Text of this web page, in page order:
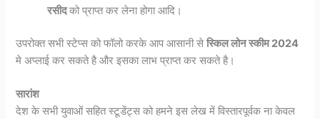
रसीदको प्राप्त कर लेना होगा आदि।
उपरोक्त सभी स्टेप्स को फॉलो करके आप आसानी सेस्किल लोन स्कीम 2024
मे अप्लाई कर सकते है और इसका लाभ प्राप्त कर सकते है।
सारांश
देश के सभी युवाओं सहित स्टूडेंट्स को हमने इस लेख में विस्तारपूर्वक ना केवल